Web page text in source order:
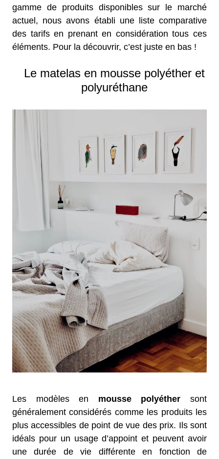
gamme de produits disponibles sur le marché
actuel, nous avons établi une liste comparative
des tarifs en prenant en considération tous ces
éléments. Pour la découvrir, c’est juste en bas !
Le matelas en mousse polyéther et
polyuréthane
Les modèles en mousse polyéther sont
généralement considérés comme les produits les
plus accessibles de point de vue des prix. Ils sont
idéals pour un usage d’appoint et peuvent avoir
une durée de vie différente en fonction de